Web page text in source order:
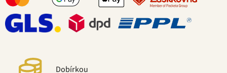
Dobírkou